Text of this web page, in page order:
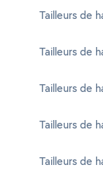
Tailleurs de
Tailleurs de
Tailleurs de
Tailleurs de
Tailleurs de